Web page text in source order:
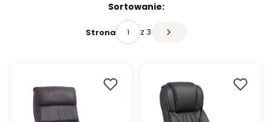
Sortowanie:
Strona z 3